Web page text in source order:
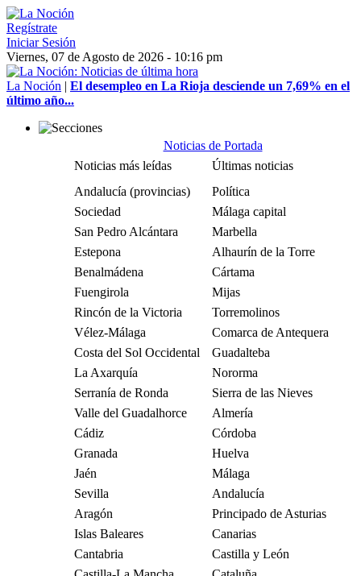
Regístrate
Iniciar Sesión
Viernes, 07 de Agosto de 2026 - 10:16 pm
La Noción | El desempleo en La Rioja desciende un 7,69% en el
último año...
Noticias de Portada
Noticias más leídas
Últimas noticias
Andalucía (provincias)
Política
Sociedad
Málaga capital
San Pedro Alcántara
Marbella
Estepona
Alhaurín de la Torre
Benalmádena
Cártama
Fuengirola
Mijas
Rincón de la Victoria
Torremolinos
Vélez-Málaga
Comarca de Antequera
Costa del Sol Occidental
Guadalteba
La Axarquía
Nororma
Serranía de Ronda
Sierra de las Nieves
Valle del Guadalhorce
Almería
Cádiz
Córdoba
Granada
Huelva
Jaén
Málaga
Sevilla
Andalucía
Aragón
Principado de Asturias
Islas Baleares
Canarias
Cantabria
Castilla y León